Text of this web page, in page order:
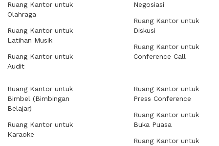
Ruang Kantor untuk
Olahraga
Ruang Kantor untuk
Latihan Musik
Ruang Kantor untuk
Audit
Negosiasi
Ruang Kantor untuk
Diskusi
Ruang Kantor untuk
Conference Call
Ruang Kantor untuk
Bimbel (Bimbingan
Belajar)
Ruang Kantor untuk
Karaoke
Ruang Kantor untuk
Press Conference
Ruang Kantor untuk
Buka Puasa
Ruang Kantor untuk